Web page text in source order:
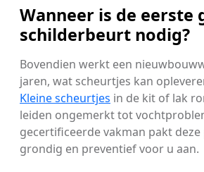
Wanneer is de eerste
schilderbeurt nodig?
Bovendien werkt een
jaren, wat scheurtjes kan
Kleine scheurtjes in de kit of lak
leiden ongemerkt tot
gecertificeerde vakman pakt
grondig en preventief voor u aan.